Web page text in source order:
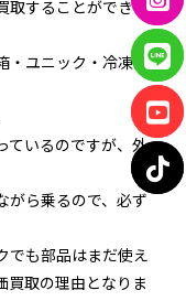
取することができる
・ユニック・冷凍・
ているのですが、外
がら乗るので、必ず
でも部品はまだ使え
買取の理由となりま